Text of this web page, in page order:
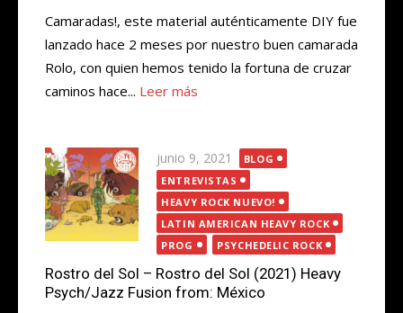
Camaradas!, este material auténticamente DIY fue
lanzado hace 2 meses por nuestro buen camarada
Rolo, con quien hemos tenido la fortuna de cruzar
caminos hace... Leer más
Publicada
el
junio 9, 2021
BLOG
ENTREVISTAS
HEAVY ROCK NUEVO!
LATIN AMERICAN HEAVY ROCK
PROG
PSYCHEDELIC ROCK
Rostro del Sol – Rostro del Sol (2021) Heavy
Psych/Jazz Fusion from: México